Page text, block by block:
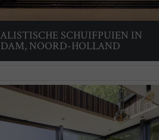
SCHUIFPUIEN IN
NOORD-HOLLAND